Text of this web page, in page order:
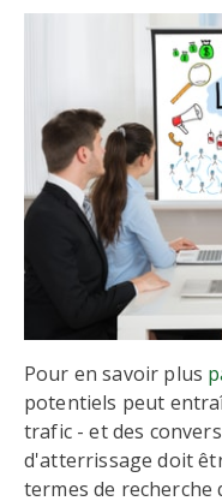
Pour en savoir plus
potentiels peut
trafic - et des
d'atterrissage doit
termes de